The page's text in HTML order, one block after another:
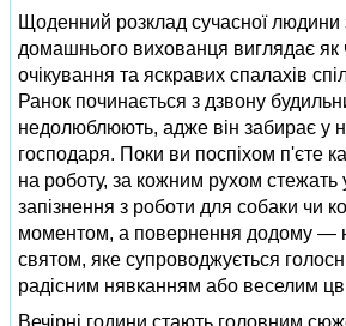
Щоденний розклад сучасної людини
домашнього вихованця виглядає як
очікування та яскравих спалахів
Ранок починається з дзвону
недолюблюють, адже він забирає у
господаря. Поки ви поспіхом п'єте
на роботу, за кожним рухом стежать
запізнення з роботи для собаки чи
моментом, а повернення додому —
святом, яке супроводжується
радісним нявканням або веселим
Вечірні години стають головним